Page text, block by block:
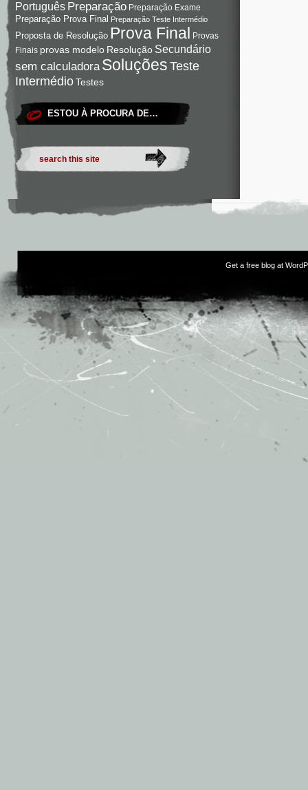
Português Preparação Preparação Exame
Preparação Prova Final Preparação Teste Intermédio
Proposta de Resolução Prova Final Provas
Finais provas modelo Resolução Secundário
sem calculadora Soluções Teste
IntermédioTestes
ESTOU À PROCURA DE…
Get a free blog at